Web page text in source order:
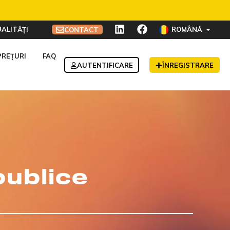
CONTACT ROMÂNĂ
FAQ
AUTENTIFICARE
ÎNREGISTRARE